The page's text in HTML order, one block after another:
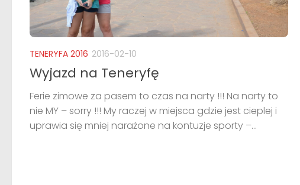
TENERYFA 2016 2016-02-10
Wyjazd na Teneryfę
Ferie zimowe za pasem to czas na narty !!! Na narty to
nie MY – sorry !!! My raczej w miejsca gdzie jest cieplej i
uprawia się mniej narażone na kontuzje sporty –...